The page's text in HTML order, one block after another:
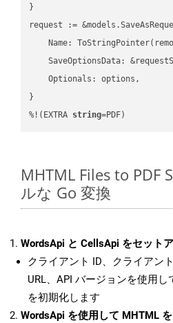
}
request :=
Name:
SaveOptionsData:
    Optionals: options,
}
%!(EXTRA string=PDF)
MHTML Files to PDF
ルな Go 変換
WordsApi と CellsApi をセット
クライアント ID、クライアン
URL、API バージョンを使用し
を初期化します
WordsApi を使用して MHTML